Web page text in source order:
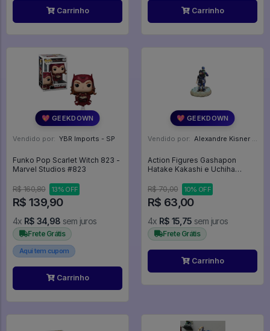
Carrinho Carrinho
💖 GEEKDOWN
Vendido por: YBR Imports - SP
Funko Pop Scarlet Witch 823 -
Marvel Studios #823
R$ 160,80 13% OFF
R$ 139,90
4x R$ 34,98 sem juros
Frete Grátis
Aqui tem cupom
Carrinho
💖 GEEKDOWN
Vendido por: Alexandre Kisner - PR
Action Figures Gashapon
Hatake Kakashi e Uchiha
R$ 70,00
10% OFF
R$ 63,00
4x R$ 15,75 sem juros
Frete Grátis
Carrinho